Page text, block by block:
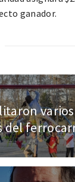
ganador.
del